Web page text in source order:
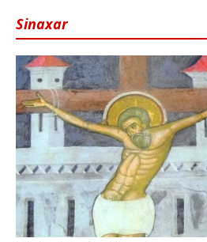
Sinaxar